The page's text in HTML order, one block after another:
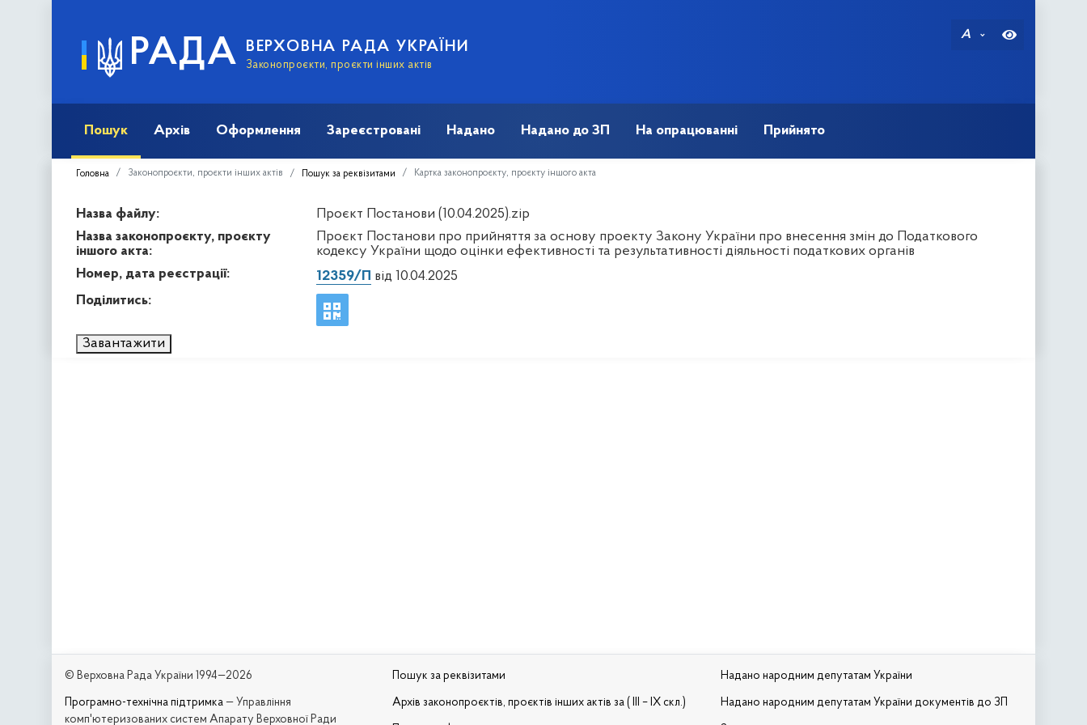
РАДА ВЕРХОВНА РАДА УКРАЇНИ
Законопроєкти, проєкти інших актів
A
Пошук Архів Оформлення Зареєстровані Надано Надано до ЗП На опрацюванні Прийнято
Головна Законопроєкти, проєкти інших актів Пошук за реквізитами Картка законопроєкту, проєкту іншого акта
Назва файлу:
Проєкт Постанови (10.04.2025).zip
Назва законопроєкту, проєкту
іншого акта:
Проєкт Постанови про прийняття за основу проекту Закону України про внесення змін до Податкового
кодексу України щодо оцінки ефективності та результативності діяльності податкових органів
Номер, дата реєстрації:
12359/П від 10.04.2025
Поділитись:
Завантажити
© Верховна Рада України 1994—2026
Програмно-технічна підтримка — Управління
комп'ютеризованих систем Апарату Верховної Ради
Пошук за реквізитами
Архів законопроєктів, проєктів інших актів за ( III – IX скл.)
Надано народним депутатам України
Надано народним депутатам України документів до ЗП